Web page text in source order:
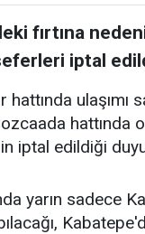
fırtına
iptal
ulaşımı
iptal edildiği
yarın sadece